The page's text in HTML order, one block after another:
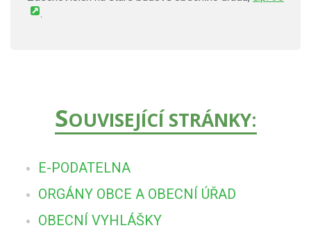
.
SOUVISEJÍCÍ STRÁNKY:
E-PODATELNA
ORGÁNY OBCE A OBECNÍ ÚŘAD
OBECNÍ VYHLÁŠKY